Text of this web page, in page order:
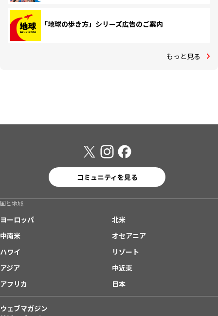
「地球の歩き方」シリーズ広告のご案内
もっと見る
コミュニティを見る
国と地域
ヨーロッパ
北米
中南米
オセアニア
ハワイ
リゾート
アジア
中近東
アフリカ
日本
ウェブマガジン